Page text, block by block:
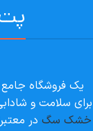
یک فروشگاه جامع
برای سلامت و
خشک سگ در